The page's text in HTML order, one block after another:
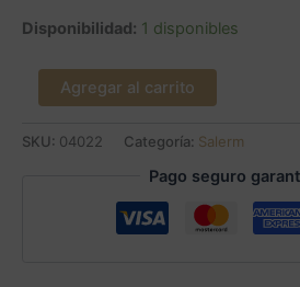
Disponibilidad: 1 disponibles
Agregar al carrito
SKU: 04022 Categoría: Salerm
Pago seguro